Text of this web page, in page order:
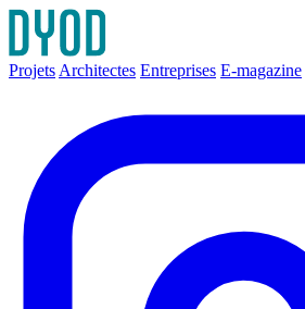
Projets Architectes Entreprises E-magazine